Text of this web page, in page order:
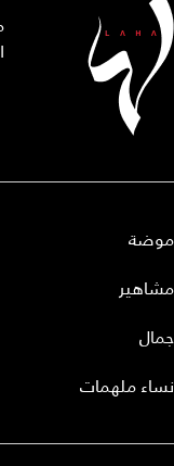
موضة
مشاهير
جمال
نساء ملهمات